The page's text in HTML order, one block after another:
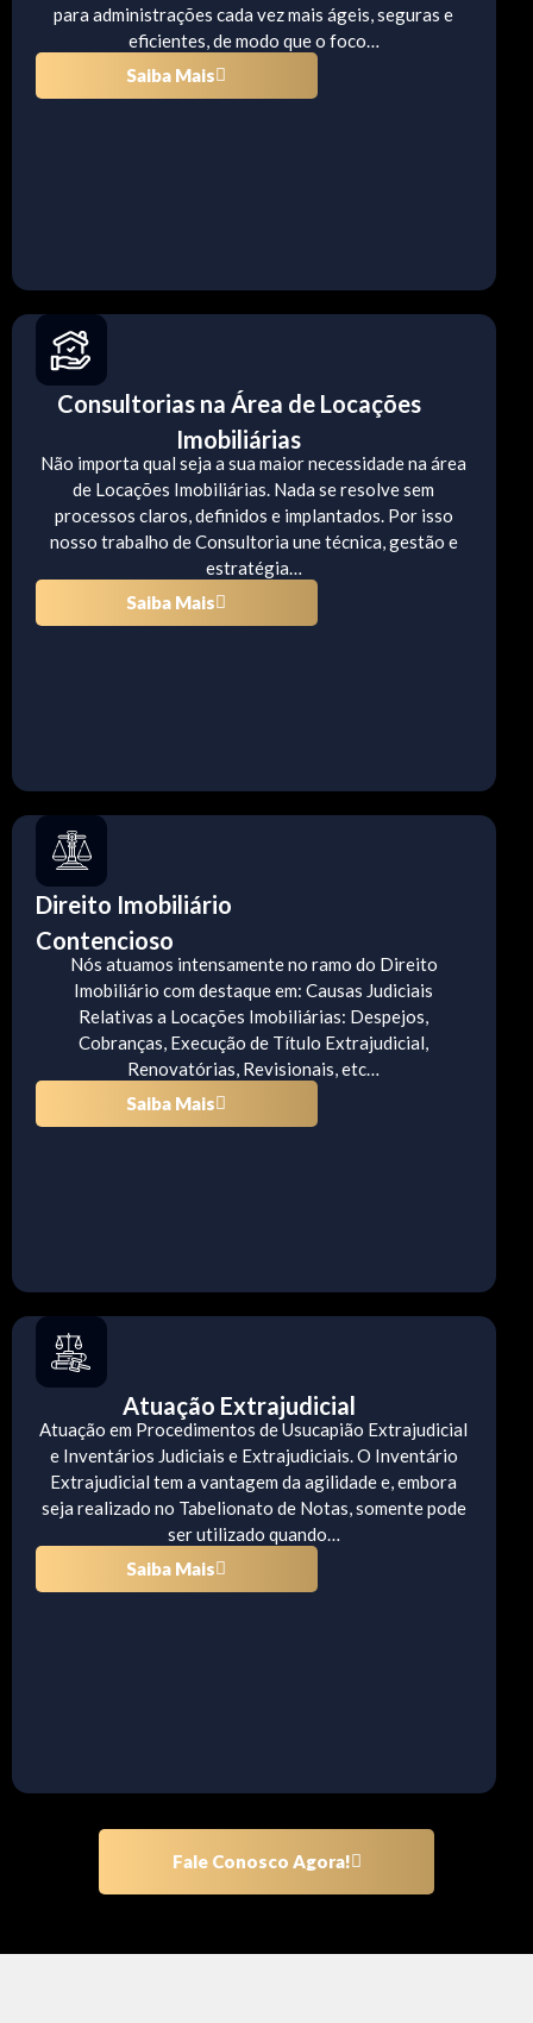
para administrações cada vez mais ágeis, seguras e
eficientes, de modo que o foco…
Saiba Mais
Consultorias na Área de Locações
Imobiliárias
Não importa qual seja a sua maior necessidade na área
de Locações Imobiliárias. Nada se resolve sem
processos claros, definidos e implantados. Por isso
nosso trabalho de Consultoria une técnica, gestão e
estratégia…
Saiba Mais
Direito Imobiliário
Contencioso
Nós atuamos intensamente no ramo do Direito
Imobiliário com destaque em: Causas Judiciais
Relativas a Locações Imobiliárias: Despejos,
Cobranças, Execução de Título Extrajudicial,
Renovatórias, Revisionais, etc…
Saiba Mais
Atuação Extrajudicial
Atuação em Procedimentos de Usucapião Extrajudicial
e Inventários Judiciais e Extrajudiciais. O Inventário
Extrajudicial tem a vantagem da agilidade e, embora
seja realizado no Tabelionato de Notas, somente pode
ser utilizado quando…
Saiba Mais
Fale Conosco Agora!